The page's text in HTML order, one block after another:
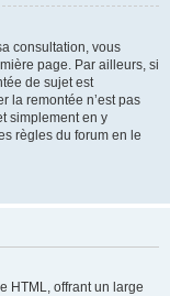
consultation, vous
page. Par ailleurs, si
de sujet est
la remontée n’est pas
simplement en y
règles du forum en le
HTML, offrant un large